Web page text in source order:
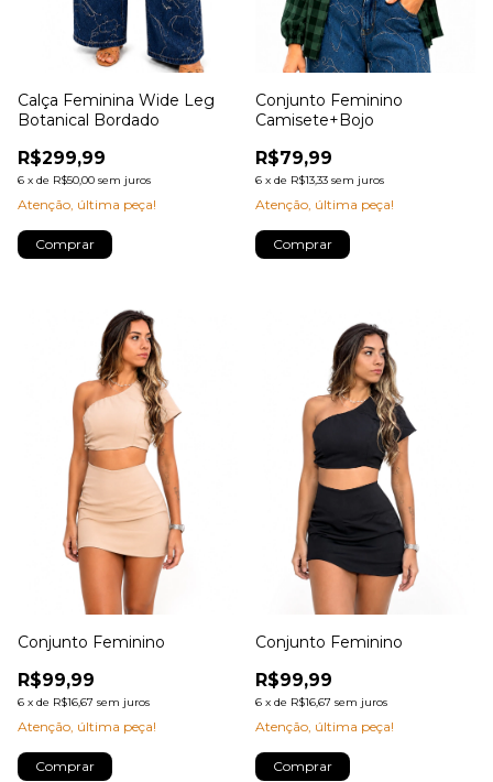
Calça Feminina Wide Leg
Botanical Bordado
R$299,99
6 x de R$50,00 sem juros
Atenção, última peça!
Comprar
Conjunto Feminino
Camisete+Bojo
R$79,99
6 x de R$13,33 sem juros
Atenção, última peça!
Comprar
Conjunto Feminino
R$99,99
6 x de R$16,67 sem juros
Atenção, última peça!
Comprar
Conjunto Feminino
R$99,99
6 x de R$16,67 sem juros
Atenção, última peça!
Comprar